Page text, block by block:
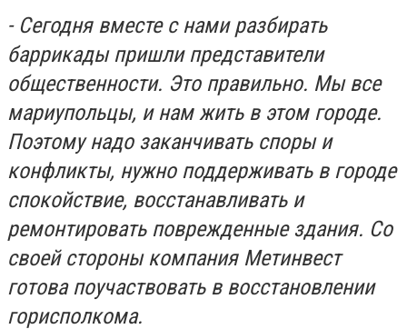
- Сегодня вместе с нами разбирать
баррикады пришли представители
общественности. Это правильно. Мы все
мариупольцы, и нам жить в этом городе.
Поэтому надо заканчивать споры и
конфликты, нужно поддерживать в городе
спокойствие, восстанавливать и
ремонтировать поврежденные здания. Со
своей стороны компания Метинвест
готова поучаствовать в восстановлении
горисполкома.